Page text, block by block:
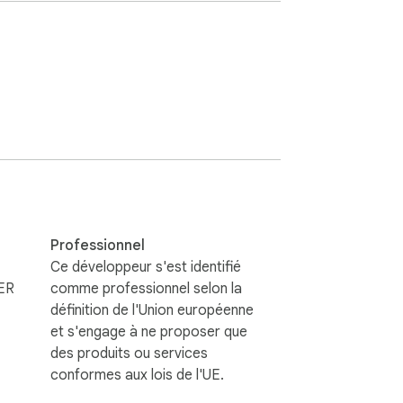
(voir la vidéo)
Professionnel
Ce développeur s'est identifié
comme professionnel selon la
définition de l'Union européenne
et s'engage à ne proposer que
des produits ou services
conformes aux lois de l'UE.